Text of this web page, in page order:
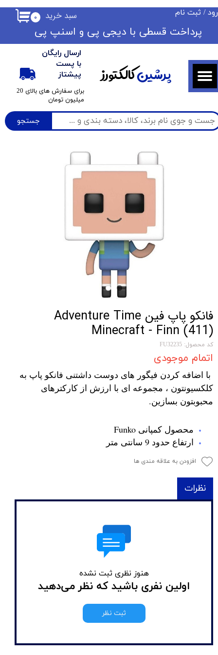
جستجو
ارسال رایگان
با پست
پیشتاز
​برای سفارش های بالای 20
میلیون تومان
۰ سبد خرید / ثبت نام
حساب کاربری من
تغییر گذر واژه
سفارشات
خروج از حساب کاربری
​​پرداخت قسطی با دیجی پی ​​​​​​​و اسنپ پی
پرشینکالکتورز
فانکو پاپ فین Adventure Time
Minecraft - Finn (411)
کد محصول: FU32235
اتمام موجودی
با اضافه کردن فیگور های دوست داشتنی فانکو پاپ به
کلکسیونتون ، مجموعه ای با ارزش از کارکترهای
محبوبتون بسازین.
محصول کمپانی Funko
ارتفاع حدود 9 سانتی متر
افزودن به علاقه مندی ها
نظرات
هنوز نظری ثبت نشده
اولین نفری باشید که نظر می‌دهید
ثبت نظر